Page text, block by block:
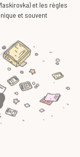
et les règles
et souvent